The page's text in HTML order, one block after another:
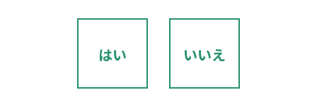
はい いいえ